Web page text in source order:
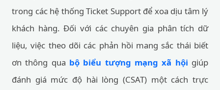
trong các hệ thống Ticket Support để xoa dịu tâm lý
khách hàng. Đối với các chuyên gia phân tích dữ
liệu, việc theo dõi các phản hồi mang sắc thái biết
ơn thông qua bộ biểu tượng mạng xã hội giúp
đánh giá mức độ hài lòng (CSAT) một cách trực